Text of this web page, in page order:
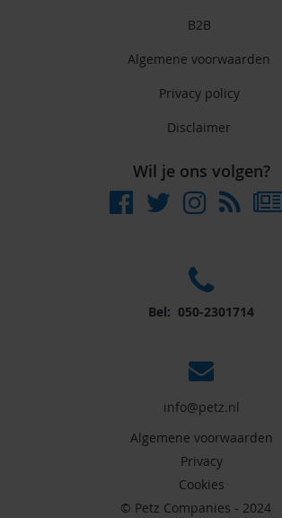
B2B
Algemene voorwaarden
Privacy policy
Disclaimer
Wil je ons volgen?
Bel: 050-2301714
info@petz.nl
Algemene voorwaarden
Privacy
Cookies
© Petz Companies - 2024